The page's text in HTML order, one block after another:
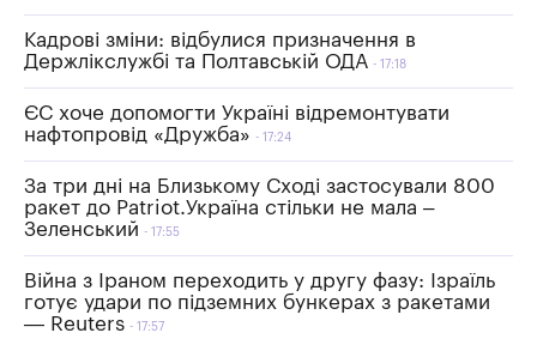
Кадрові зміни: відбулися призначення в
Держлікслужбі та Полтавській ОДА
17:18
ЄС хоче допомогти Україні відремонтувати
нафтопровід «Дружба»
17:24
За три дні на Близькому Сході застосували 800
ракет до Patriot.Україна стільки не мала –
Зеленський
17:55
Війна з Іраном переходить у другу фазу: Ізраїль
готує удари по підземних бункерах з ракетами
— Reuters
17:57